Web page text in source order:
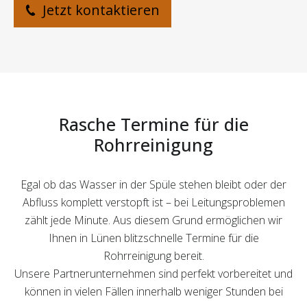
Jetzt kontaktieren
Rasche Termine für die
Rohrreinigung
Egal ob das Wasser in der Spüle stehen bleibt oder der
Abfluss komplett verstopft ist – bei Leitungsproblemen
zählt jede Minute. Aus diesem Grund ermöglichen wir
Ihnen in Lünen blitzschnelle Termine für die
Rohrreinigung bereit.
Unsere Partnerunternehmen sind perfekt vorbereitet und
können in vielen Fällen innerhalb weniger Stunden bei